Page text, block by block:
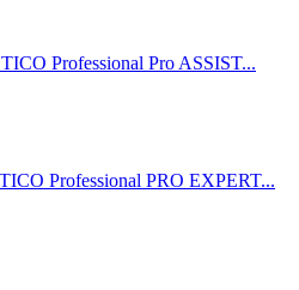
Professional Pro ASSIST...
Professional PRO EXPERT...